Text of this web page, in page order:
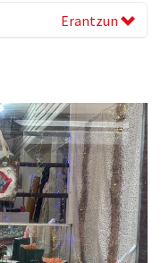
Erantzun